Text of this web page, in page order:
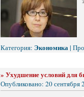
Категория: Экономика|
» Ухудшение условий для
Опубликовано: 20 сентября